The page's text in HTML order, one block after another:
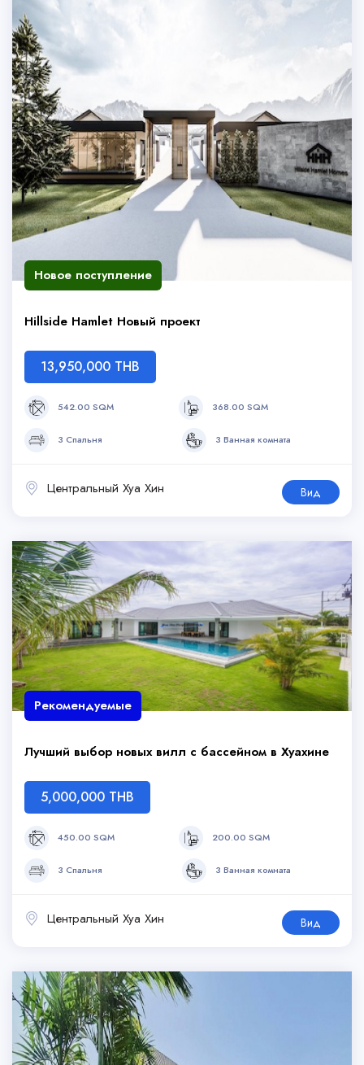
Новое поступление
Hillside Hamlet Новый проект
13,950,000 THB
542.00 SQM 368.00 SQM
3 Спальня 3 Ванная комната
Центральный Хуа Хин Вид
Рекомендуемые
Лучший выбор новых вилл с бассейном в Хуахине
5,000,000 THB
450.00 SQM 200.00 SQM
3 Спальня 3 Ванная комната
Центральный Хуа Хин Вид